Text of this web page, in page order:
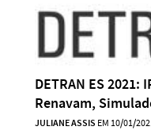
DETRAN ES 2021:
Renavam,
JULIANE ASSIS EM 10/01/